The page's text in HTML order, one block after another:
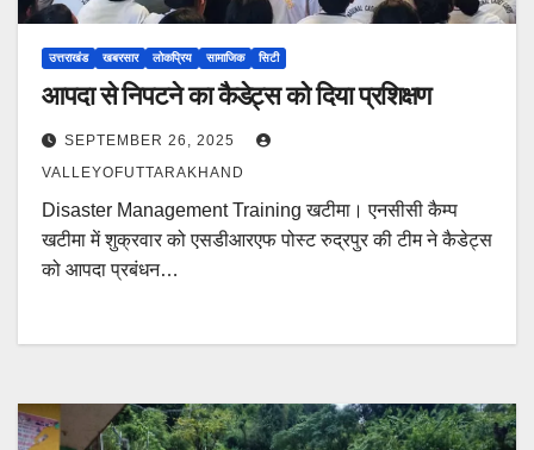
उत्तराखंड खबरसार लोकप्रिय सामाजिक सिटी
आपदा से निपटने का कैडेट्स को दिया प्रशिक्षण
SEPTEMBER 26, 2025
VALLEYOFUTTARAKHAND
Disaster Management Training खटीमा। एनसीसी कैम्प
खटीमा में शुक्रवार को एसडीआरएफ पोस्ट रुद्रपुर की टीम ने कैडेट्स
को आपदा प्रबंधन…